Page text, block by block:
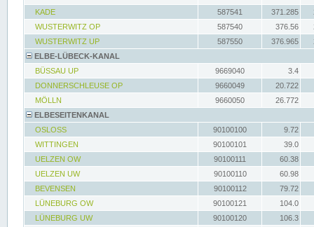
KADE
587541 371.285
WUSTERWITZ OP
587540 376.56
WUSTERWITZ UP
587550 376.965
ELBE-LÜBECK-KANAL
BÜSSAU UP
9669040
3.4
DONNERSCHLEUSE OP
9660049
20.722
MÖLLN
9660050
26.772
ELBESEITENKANAL
OSLOSS
90100100
9.72
WITTINGEN
90100101
39.0
UELZEN OW
90100111
60.38
UELZEN UW
90100110
60.98
BEVENSEN
90100112
79.72
LÜNEBURG OW
90100121
104.0
LÜNEBURG UW
90100120
106.3